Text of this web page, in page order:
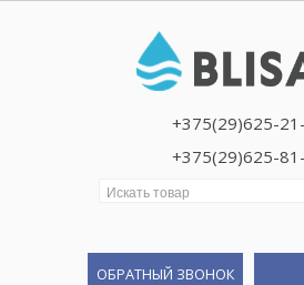
+375(29)625-
+375(29)625-
Искать:
ОБРАТНЫЙ ЗВОНОК